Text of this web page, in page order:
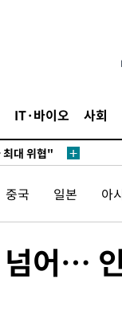
IT·바이오 사회
부 대변인
꺾인다"
대 위협"
' 수용할까
해 불가피"
중국 일본 아
어…